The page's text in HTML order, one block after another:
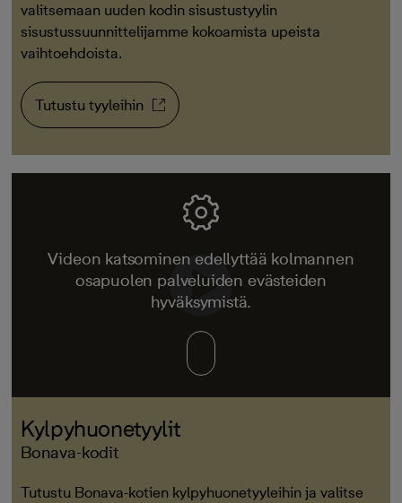
valitsemaan uuden kodin sisustustyylin
sisustussuunnittelijamme kokoamista upeista
vaihtoehdoista.
Tutustu tyyleihin
Videon katsominen edellyttää kolmannen
osapuolen palveluiden evästeiden
hyväksymistä.
Kylpyhuonetyylit
Bonava-kodit
Tutustu Bonava-kotien kylpyhuonetyyleihin ja valitse